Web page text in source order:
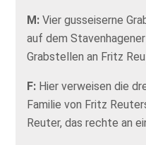
M:Vier gusseiserne
auf dem
Grabstellen an Fritz
F: Hier verweisen die
Familie von Fritz
Reuter, das rechte an